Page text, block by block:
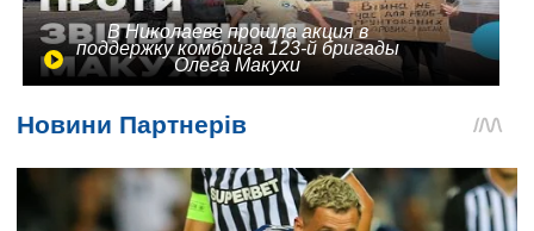
В Николаеве прошла акция в
поддержку комбрига 123-й бригады
Олега Макухи